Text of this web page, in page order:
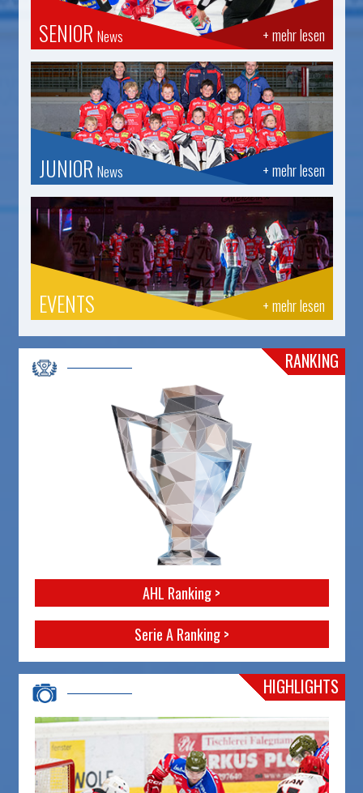
+ mehr lesen
SENIOR News
+ mehr lesen
JUNIOR News
+ mehr lesen
EVENTS
RANKING
AHL Ranking >
Serie A Ranking >
HIGHLIGHTS